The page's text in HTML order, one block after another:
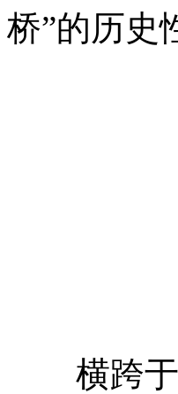
桥”的历史
横跨于“